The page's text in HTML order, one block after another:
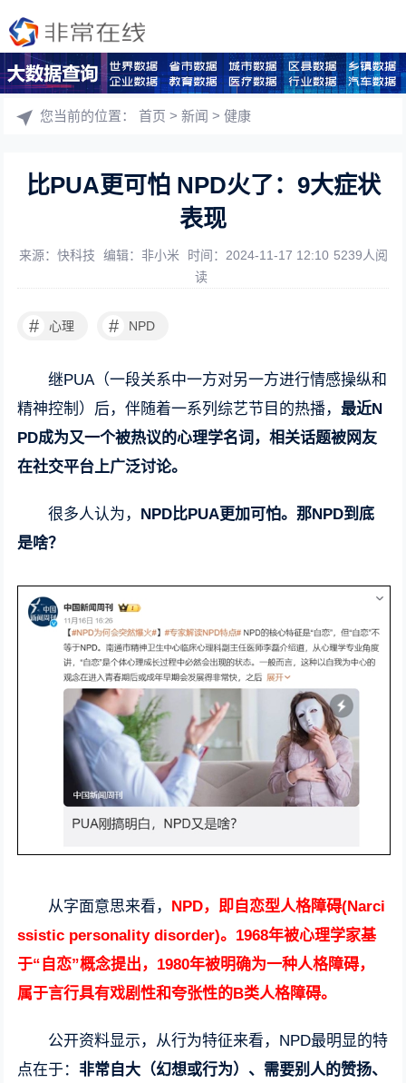
您当前的位置：首页 >新闻 >健康
比PUA更可怕 NPD火了：9大症状
表现
来源：快科技 编辑：非小米 时间：2024-11-17 12:10 5239人阅
读
# 心理 # NPD
继PUA（一段关系中一方对另一方进行情感操纵和
精神控制）后，伴随着一系列综艺节目的热播，最近N
PD成为又一个被热议的心理学名词，相关话题被网友
在社交平台上广泛讨论。
很多人认为， NPD比PUA更加可怕。那NPD到底
是啥？
从字面意思来看， NPD，即自恋型人格障碍(Narci
ssistic personality disorder)。1968年被心理学家基
于“自恋”概念提出，1980年被明确为一种人格障碍，
属于言行具有戏剧性和夸张性的B类人格障碍。
公开资料显示，从行为特征来看，NPD最明显的特
点在于： 非常自大（幻想或行为）、需要别人的赞扬、